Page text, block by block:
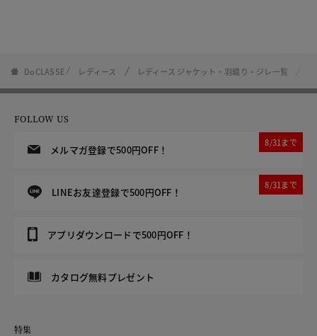
DoCLASSE レディース レディース ジャケット・羽織り・ジレ一覧
FOLLOW US
メルマガ登録で500円OFF！
8/31まで
LINEお友達登録で500円OFF！
8/31まで
アプリダウンロードで500円OFF！
カタログ無料プレゼント
特集